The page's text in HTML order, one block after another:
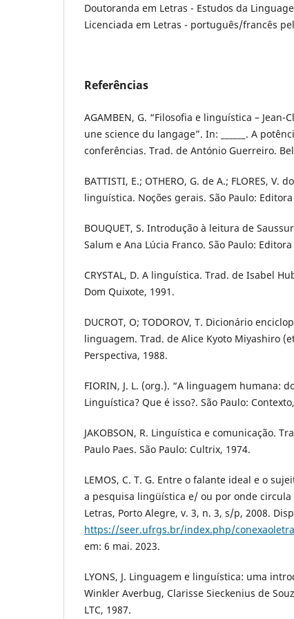
Doutoranda em Letras - Estudos da
Licenciada em Letras - português/francês
Referências
AGAMBEN, G. “Filosofia e linguística –
une science du langage”. In: ______. A
conferências. Trad. de António Guerreiro.
BATTISTI, E.; OTHERO, G. de A.; FLORES, V.
linguística. Noções gerais. São Paulo:
BOUQUET, S. Introdução à leitura de
Salum e Ana Lúcia Franco. São Paulo:
CRYSTAL, D. A linguística. Trad. de Isabel
Dom Quixote, 1991.
DUCROT, O; TODOROV, T. Dicionário
linguagem. Trad. de Alice Kyoto Miyashiro
Perspectiva, 1988.
FIORIN, J. L. (org.). “A linguagem humana:
Linguística? Que é isso?. São Paulo:
JAKOBSON, R. Linguística e comunicação.
Paulo Paes. São Paulo: Cultrix, 1974.
LEMOS, C. T. G. Entre o falante ideal e o
a pesquisa lingüística e/ ou por onde circula
Letras, Porto Alegre, v. 3, n. 3, s/p, 2008.
https://seer.ufrgs.br/index.php/
em: 6 mai. 2023.
LYONS, J. Linguagem e linguística: uma
Winkler Averbug, Clarisse Sieckenius de
LTC, 1987.